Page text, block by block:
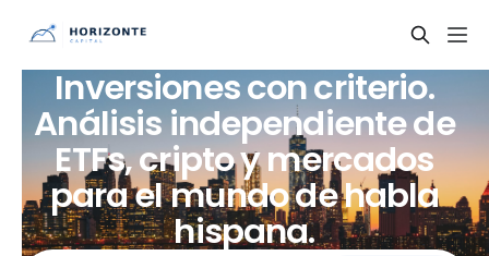
Inversiones con criterio.
Análisis independiente de
ETFs, cripto y mercados
para el mundo de habla
hispana.